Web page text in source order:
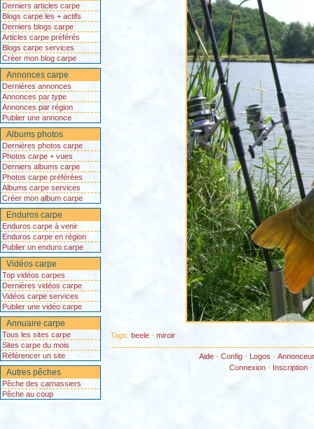
Derniers articles carpe
Blogs carpe les + actifs
Derniers blogs carpe
Articles carpe préférés
Blogs carpe services
Créer mon blog carpe
Annonces carpe
Dernières annonces
Annonces par type
Annonces par région
Publier une annonce
Albums photos
Dernières photos carpe
Photos carpe + vues
Derniers albums carpe
Photos carpe préférées
Albums carpe services
Créer mon album carpe
Enduros carpe
Enduros carpe à venir
Enduros carpe en région
Publier un enduro carpe
Vidéos carpe
Top vidéos carpes
Dernières vidéos carpe
Vidéos carpe services
Publier une vidéo carpe
Annuaire carpe
Tous les sites carpe
Sites carpe du mois
Référencer un site
Autres pêches
Pêche des carnassiers
Pêche au coup
Tags: beele- miroir
Aide- Config- Logos -
Connexion - Inscription -